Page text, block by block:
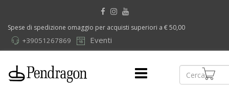
Spese di spedizione omaggio per acquisti superiori a € 50,00
Eventi
+39051267869